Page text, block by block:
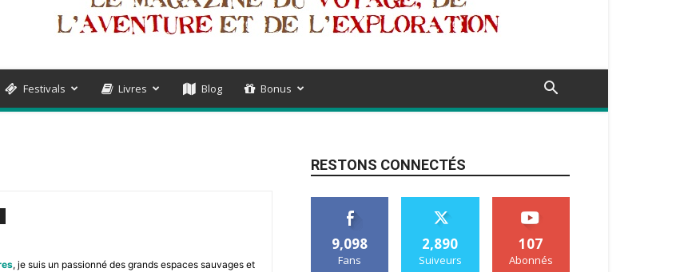
Festivals Livres Blog Bonus
, je suis un passionné des grands espaces sauvages et
RESTONS CONNECTÉS
9,098
Fans
2,890
Suiveurs
107
Abonnés